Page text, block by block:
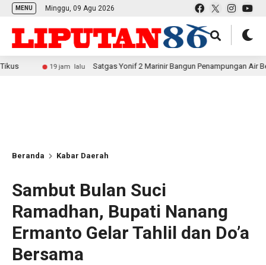
MENU Minggu, 09 Agu 2026
19 jam lalu Satgas Yonif 2 Marinir Bangun Penampungan Air Bersama
Beranda Kabar Daerah
Sambut Bulan Suci
Ramadhan, Bupati Nanang
Ermanto Gelar Tahlil dan Do’a
Bersama